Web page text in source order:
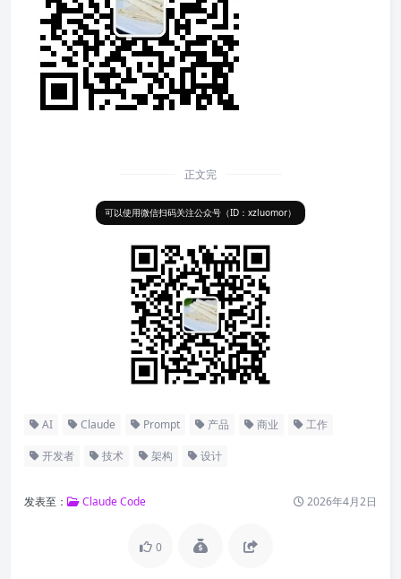
正文完
可以使用微信扫码关注公众号（ID：xzluomor）
AI Claude Prompt 产品 商业 工作
开发者 技术 架构 设计
发表至： Claude Code 2026年4月2日
0